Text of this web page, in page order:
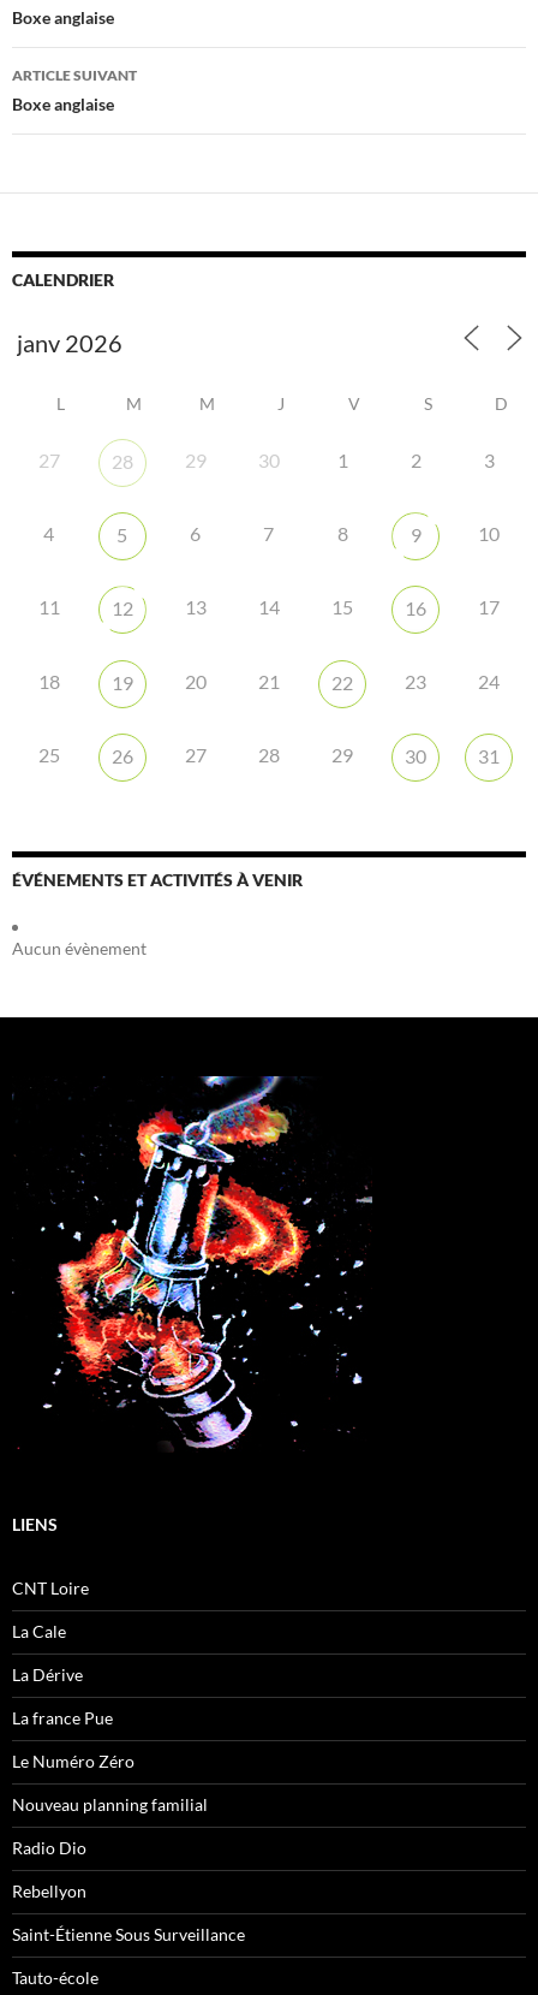
des
articles
Boxe anglaise
ARTICLE SUIVANT
Boxe anglaise
CALENDRIER
L M M J V S D
27 28 29 30 1 2 3
4 5 6 7 8 9 10
11 12 13 14 15 16 17
18 19 20 21 22 23 24
25 26 27 28 29 30 31
ÉVÉNEMENTS ET ACTIVITÉS À VENIR
Aucun évènement
LIENS
CNT Loire
La Cale
La Dérive
La france Pue
Le Numéro Zéro
Nouveau planning familial
Radio Dio
Rebellyon
Saint-Étienne Sous Surveillance
Tauto-école